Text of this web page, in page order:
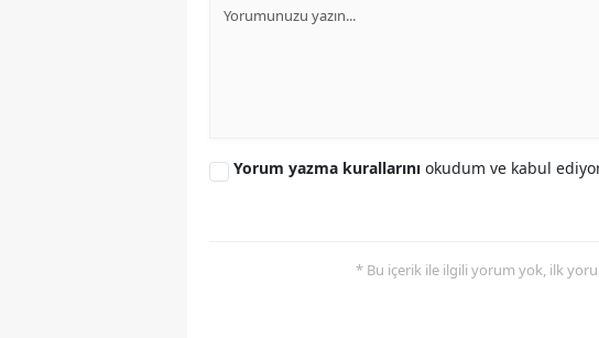
Yorum yazma kurallarını okudum ve kabul
* Bu içerik ile ilgili yorum yok, ilk